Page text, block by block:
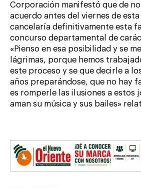
Corporación manifestó que de
acuerdo antes del viernes de esta
cancelaría definitivamente esta
concurso departamental de
«Pienso en esa posibilidad y se
lágrimas, porque hemos
este proceso y se que decirle a
años preparándose, que no hay
es romperle las ilusiones a estos
aman su música y sus bailes»